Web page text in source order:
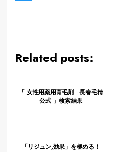
Related posts:
「 女性用薬用育毛剤 長春毛精
公式 」検索結果
「リジュン,効果」を極める！